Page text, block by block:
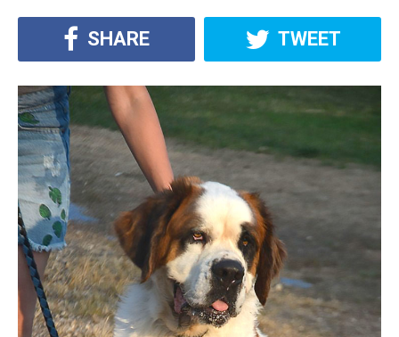
SHARE TWEET